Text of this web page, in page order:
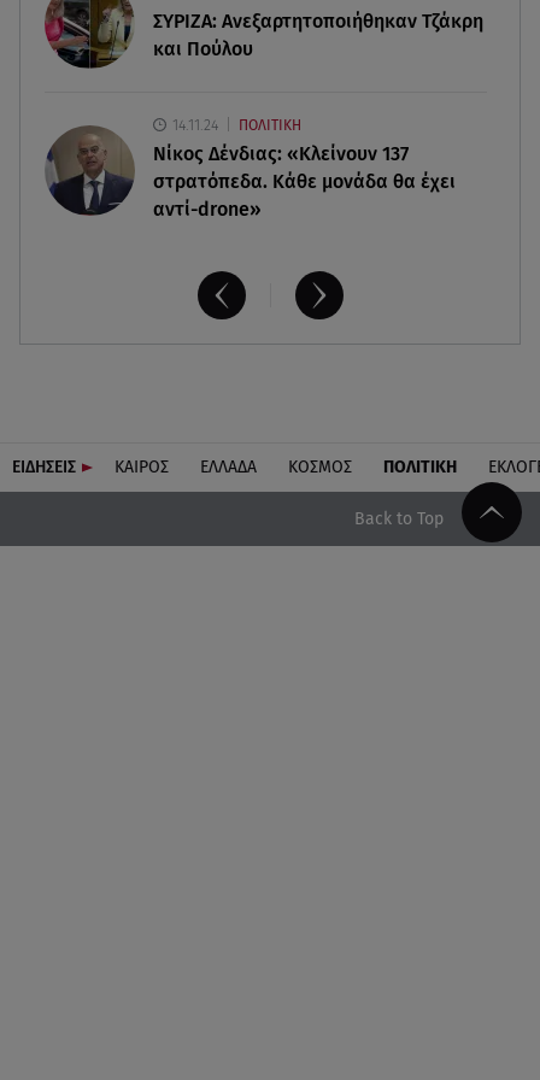
ΣΥΡΙΖΑ: Ανεξαρτητοποιήθηκαν Τζάκρη
και Πούλου
14.11.24 ΠΟΛΙΤΙΚΗ
Νίκος Δένδιας: «Κλείνουν 137
στρατόπεδα. Kάθε μονάδα θα έχει
αντί-drone»
ΕΙΔΗΣΕΙΣ ΚΑΙΡΟΣ ΕΛΛΑΔΑ ΚΟΣΜΟΣ ΠΟΛΙΤΙΚΗ
Back to Top